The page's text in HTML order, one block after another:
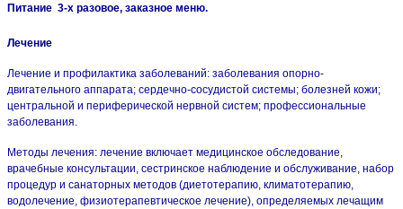
Питание 3-х разовое, заказное меню.
Лечение
Лечение и профилактика заболеваний: заболевания опорно-
двигательного аппарата; сердечно-сосудистой системы; болезней кожи;
центральной и периферической нервной систем; профессиональные
заболевания.
Методы лечения: лечение включает медицинское обследование,
врачебные консультации, сестринское наблюдение и обслуживание, набор
процедур и санаторных методов (диетотерапию, климатотерапию,
водолечение, физиотерапевтическое лечение), определяемых лечащим